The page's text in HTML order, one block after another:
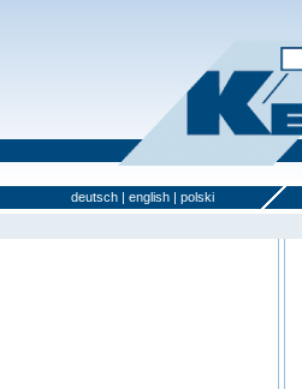
deutsch | english | polski